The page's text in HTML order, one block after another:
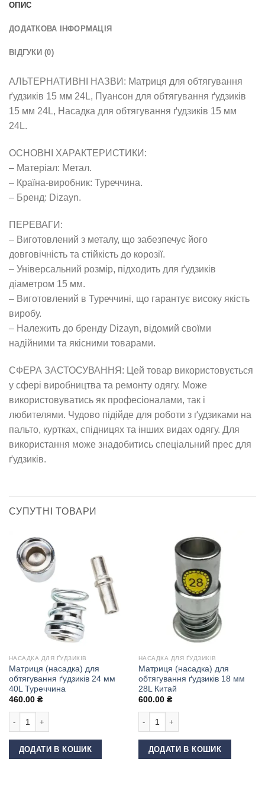
ОПИС
ДОДАТКОВА ІНФОРМАЦІЯ
ВІДГУКИ (0)
АЛЬТЕРНАТИВНІ НАЗВИ: Матриця для обтягування
ґудзиків 15 мм 24L, Пуансон для обтягування ґудзиків
15 мм 24L, Насадка для обтягування ґудзиків 15 мм
24L.
ОСНОВНІ ХАРАКТЕРИСТИКИ:
– Матеріал: Метал.
– Країна-виробник: Туреччина.
– Бренд: Dizayn.
ПЕРЕВАГИ:
– Виготовлений з металу, що забезпечує його
довговічність та стійкість до корозії.
– Універсальний розмір, підходить для ґудзиків
діаметром 15 мм.
– Виготовлений в Туреччині, що гарантує високу якість
виробу.
– Належить до бренду Dizayn, відомий своїми
надійними та якісними товарами.
СФЕРА ЗАСТОСУВАННЯ: Цей товар використовується
у сфері виробництва та ремонту одягу. Може
використовуватись як професіоналами, так і
любителями. Чудово підійде для роботи з ґудзиками на
пальто, куртках, спідницях та інших видах одягу. Для
використання може знадобитись спеціальний прес для
ґудзиків.
СУПУТНІ ТОВАРИ
НАСАДКА ДЛЯ ҐУДЗИКІВ
Матриця (насадка) для
обтягування ґудзиків 24 мм
40L Туреччина
460.00 ₴
ДОДАТИ В КОШИК
НАСАДКА ДЛЯ ҐУДЗИКІВ
Матриця (насадка) для
обтягування ґудзиків 18 мм
28L Китай
600.00 ₴
ДОДАТИ В КОШИК